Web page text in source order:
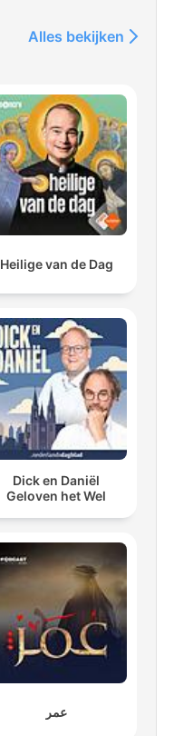
Alles bekijken
Heilige van de Dag
Dick en Daniël
Geloven het Wel
عمر